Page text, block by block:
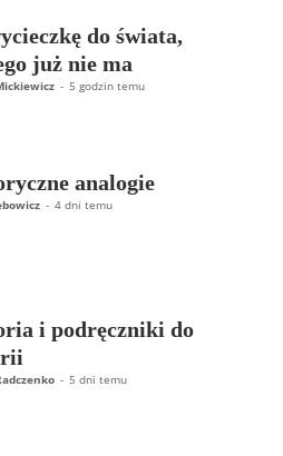
do świata,
już nie ma
- 5 godzin temu
analogie
- 4 dni temu
i podręczniki do
- 5 dni temu